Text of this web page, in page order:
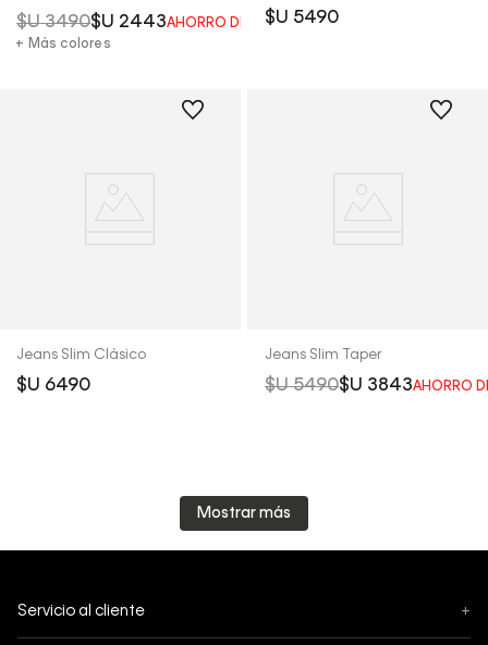
$U 3490$U 2443AHORRO DEL
30%
+ Más colores
$U 5490
Jeans Slim Clásico
$U 6490
Jeans Slim Taper
$U 5490$U 3843AHORRO
Mostrar más
Servicio al cliente +